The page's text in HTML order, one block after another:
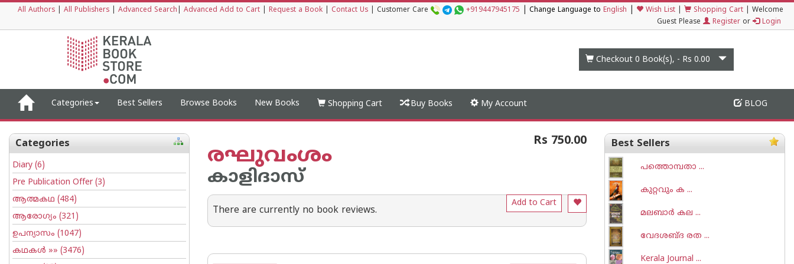
All Authors All Publishers Advanced Search Advanced Add to Cart Request a Book Contact Us Customer Care +919447945175 Change Language to English Wish List Shopping Cart
Welcome
Guest Please
Register or Login
Checkout 0 Book(s), - Rs 0.00
Categories Best Sellers Browse Books New Books Shopping Cart Buy Books My Account BLOG
Categories
Diary (6)
Pre Publication Offer(3)
ആത്മകഥ (484)
ആരോഗ്യം (321)
ഉപന്യാസം (1047)
കഥകള്‍ »» (3476)
രഘുവംശം
കാളിദാസ്
Rs 750.00
Add to Cart
There are currently no book reviews.
Best Sellers
പത്തൊമ്പതാ ...
കുറ്റവും ക ...
മലബാര്‍ കല ...
വേദശബ്ദ രത ...
Kerala Journal ...